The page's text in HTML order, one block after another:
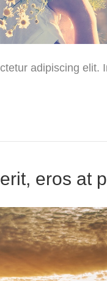
adipiscing elit.
eros at